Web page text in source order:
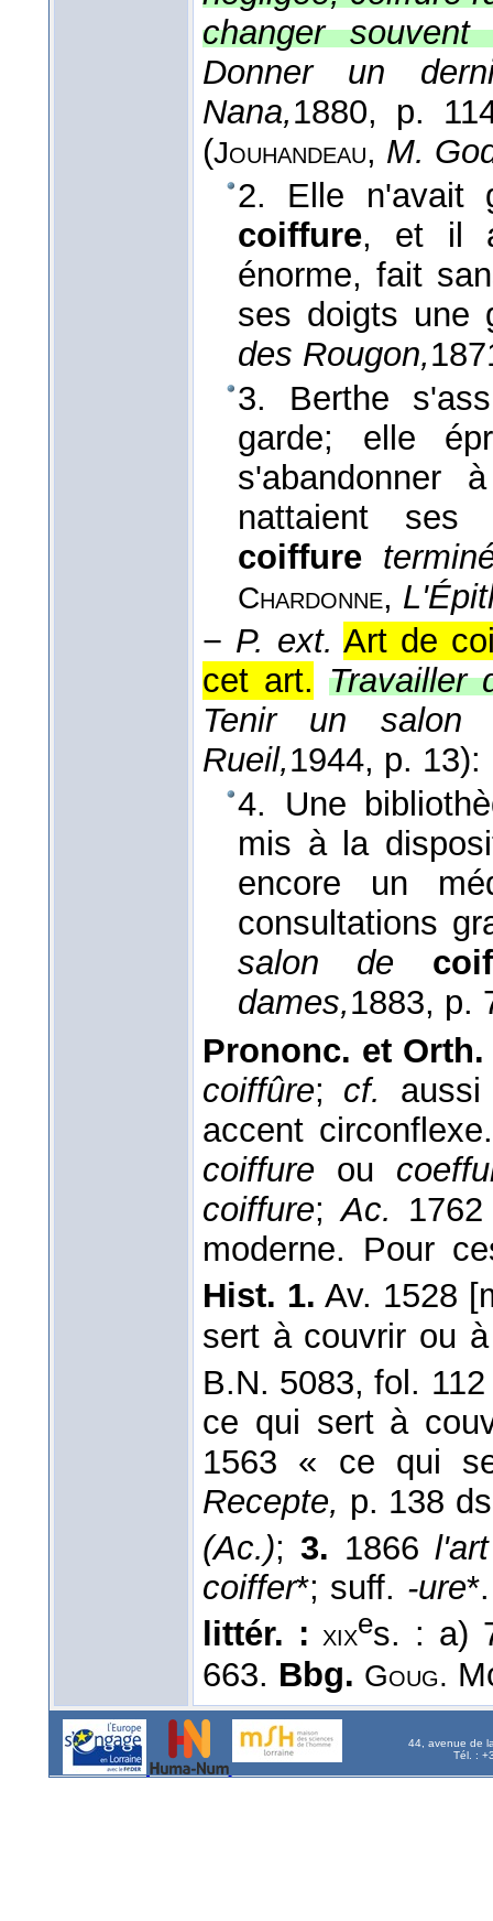
changer
Donner un
Nana,1880, p.
(Jouhandeau, M.
2. Elle n'avait
coiffure, et il
énorme, fait
ses doigts une
des Rougon,
3. Berthe
garde; elle
s'abandonner
nattaient ses
coiffure
Chardonne,
− P. ext. Art de
cet art. Travailler
Tenir un salon
Rueil,1944, p. 13):
4. Une
mis à la
encore un
consultations
salon de
dames,1883, p.
Prononc. et Orth.
coiffûre; cf.
accent
coiffure ou
coiffure;Ac.
moderne. Pour
Hist. 1. Av. 1528
sert à couvrir ou
B.N. 5083, fol. 112
ce qui sert à
1563 « ce qui
Recepte, p. 138
(Ac.);3. 1866
coiffer*; suff. -ure
littér. : xixes. : a)
663. Bbg. Goug.
44, avenue de
Tél. :